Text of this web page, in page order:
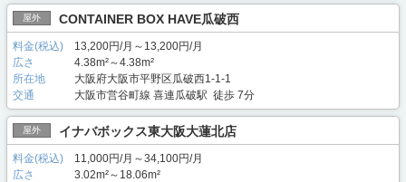
屋外 CONTAINER BOX HAVE瓜破西
料金(税込)
13,200円/月～13,200円/月
広さ
4.38m²～4.38m²
所在地
大阪府大阪市平野区瓜破西1-1-1
交通
大阪市営谷町線 喜連瓜破駅 徒歩 7分
屋外 イナバボックス東大阪大蓮北店
料金(税込)
11,000円/月～34,100円/月
広さ
3.02m²～18.06m²